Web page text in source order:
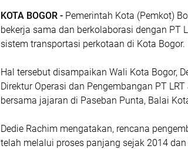
KOTA BOGOR - Pemerintah Kota (Pemkot)
bekerja sama dan berkolaborasi dengan PT
sistem transportasi perkotaan di Kota Bogor.
Hal tersebut disampaikan Wali Kota Bogor,
Direktur Operasi dan Pengembangan PT
bersama jajaran di Paseban Punta, Balai
Dedie Rachim mengatakan, rencana
telah melalui proses panjang sejak 2014